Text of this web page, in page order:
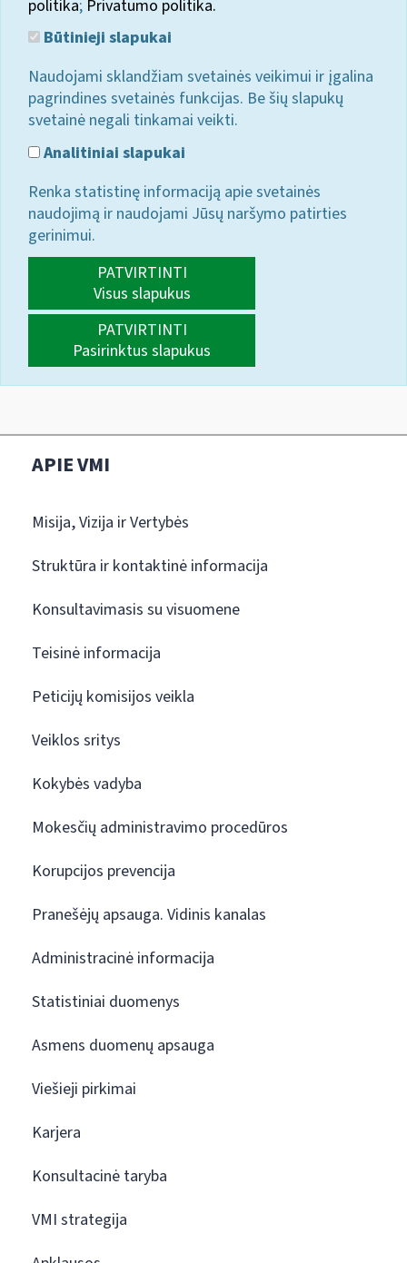
politika; Privatumo politika.
Būtinieji slapukai
Naudojami sklandžiam svetainės veikimui ir įgalina
pagrindines svetainės funkcijas. Be šių slapukų
svetainė negali tinkamai veikti.
Analitiniai slapukai
Renka statistinę informaciją apie svetainės
naudojimą ir naudojami Jūsų naršymo patirties
gerinimui.
PATVIRTINTI
Visus slapukus
PATVIRTINTI
Pasirinktus slapukus
APIE VMI
Misija, Vizija ir Vertybės
Struktūra ir kontaktinė informacija
Konsultavimasis su visuomene
Teisinė informacija
Peticijų komisijos veikla
Veiklos sritys
Kokybės vadyba
Mokesčių administravimo procedūros
Korupcijos prevencija
Pranešėjų apsauga. Vidinis kanalas
Administracinė informacija
Statistiniai duomenys
Asmens duomenų apsauga
Viešieji pirkimai
Karjera
Konsultacinė taryba
VMI strategija